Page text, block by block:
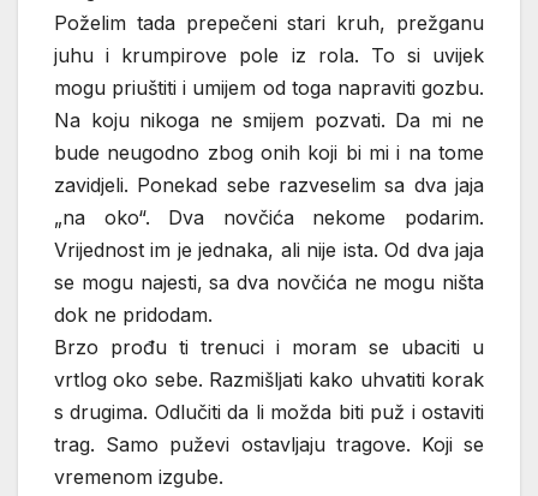
Poželim tada prepečeni stari kruh, prežganu
juhu i krumpirove pole iz rola. To si uvijek
mogu priuštiti i umijem od toga napraviti gozbu.
Na koju nikoga ne smijem pozvati. Da mi ne
bude neugodno zbog onih koji bi mi i na tome
zavidjeli. Ponekad sebe razveselim sa dva jaja
„na oko“. Dva novčića nekome podarim.
Vrijednost im je jednaka, ali nije ista. Od dva jaja
se mogu najesti, sa dva novčića ne mogu ništa
dok ne pridodam.
Brzo prođu ti trenuci i moram se ubaciti u
vrtlog oko sebe. Razmišljati kako uhvatiti korak
s drugima. Odlučiti da li možda biti puž i ostaviti
trag. Samo puževi ostavljaju tragove. Koji se
vremenom izgube.